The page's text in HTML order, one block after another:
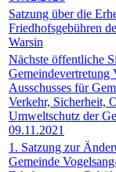
Satzung über die
Friedhofsgebühren
Warsin
Nächste öffentliche
Gemeindevertretung
Ausschusses für
Verkehr, Sicherheit,
Umweltschutz der
09.11.2021
1. Satzung zur
Gemeinde